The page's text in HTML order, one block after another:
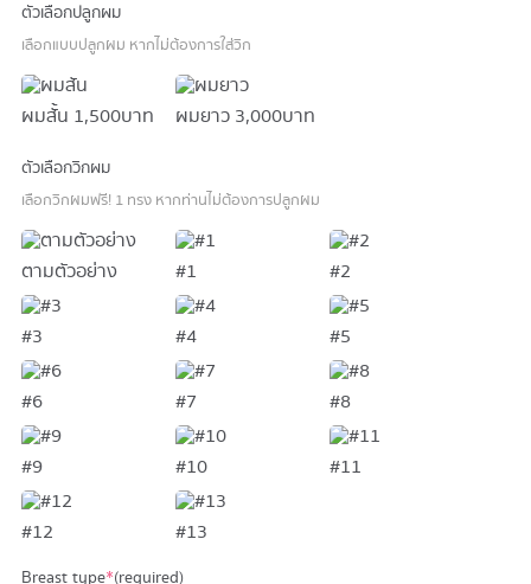
ตัวเลือกปลูกผม
เลือกแบบปลูกผม หากไม่ต้องการใส่วิก
ผมสั้น 1,500 บาท ผมยาว 3,000 บาท
ตัวเลือกวิกผม
เลือกวิกผมฟรี! 1 ทรง หากท่านไม่ต้องการปลูกผม
ตามตัวอย่าง #1 #2
#3 #4 #5
#6 #7 #8
#9 #10 #11
#12 #13
Breast type*(required)